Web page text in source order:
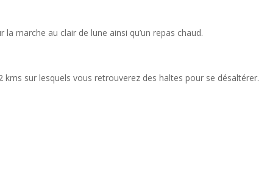
marche au clair de lune ainsi qu’un repas chaud.
sur lesquels vous retrouverez des haltes pour se désaltérer.